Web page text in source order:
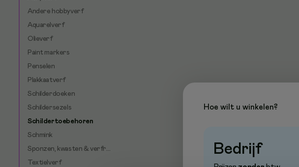
Andere hobbyverf
Aquarelverf
Olieverf
Paint markers
Penselen
Plakkaatverf
Schilderdoeken
Schildersezels
Schildertoebehoren
Schmink
Sponzen, kwasten & verfrollen
Textielverf
Hoe wilt u winkelen?
Bedrijf